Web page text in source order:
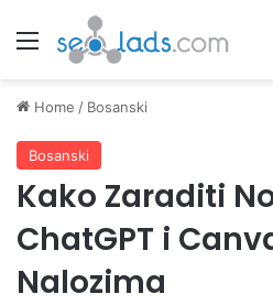
Menu
Home / Bosanski
Bosanski
Kako Zaraditi
ChatGPT i
Nalozima